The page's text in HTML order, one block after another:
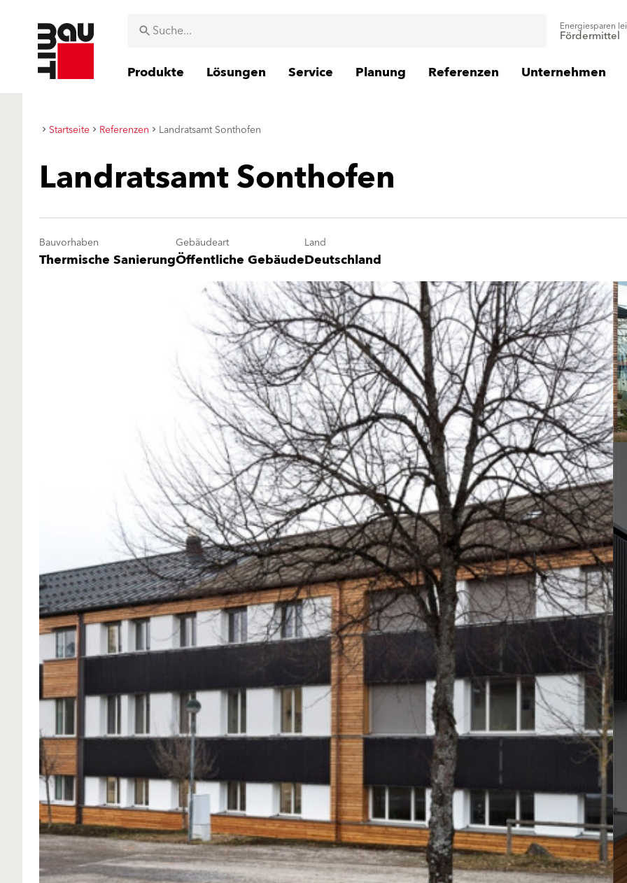
Energiesparen
Fördermittel
Produkte Lösungen Service Planung Referenzen Unternehmen
Startseite Referenzen Landratsamt Sonthofen
Landratsamt Sonthofen
Bauvorhaben
Thermische Sanierung
Gebäudeart
Öffentliche Gebäude
Land
Deutschland